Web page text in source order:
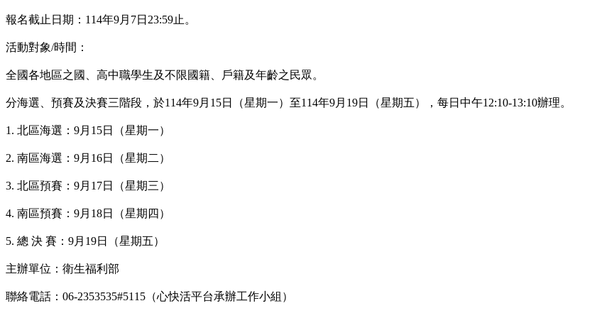
報名截止日期：114年9月7日23:59止。
活動對象/時間：
全國各地區之國、高中職學生及不限國籍、戶籍及年齡之民眾。
分海選、預賽及決賽三階段，於114年9月15日（星期一）至114年9月19日（星期五），每日中午12:10-13:10辦理。
1. 北區海選：9月15日（星期一）
2. 南區海選：9月16日（星期二）
3. 北區預賽：9月17日（星期三）
4. 南區預賽：9月18日（星期四）
5. 總 決 賽：9月19日（星期五）
主辦單位：衛生福利部
聯絡電話：06-2353535#5115（心快活平台承辦工作小組）